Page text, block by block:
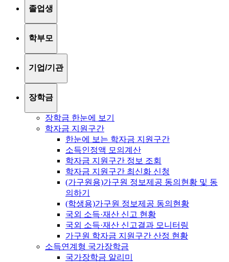
졸업생
학부모
기업/기관
장학금
장학금 한눈에 보기
학자금 지원구간
한눈에 보는 학자금 지원구간
소득인정액 모의계산
학자금 지원구간 정보 조회
학자금 지원구간 최신화 신청
(가구원용)가구원 정보제공 동의현황 및 동
의하기
(학생용)가구원 정보제공 동의현황
국외 소득·재산 신고 현황
국외 소득·재산 신고결과 모니터링
가구원 학자금 지원구간 산정 현황
소득연계형 국가장학금
국가장학금 알리미